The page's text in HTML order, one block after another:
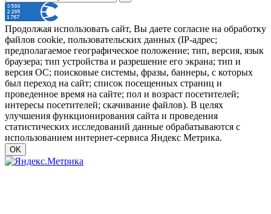
Продолжая использовать сайт, Вы даете согласие на обработку
файлов cookie, пользовательских данных (IP-адрес;
предполагаемое географическое положение; тип, версия, язык
браузера; тип устройства и разрешение его экрана; тип и
версия ОС; поисковые системы, фразы, баннеры, с которых
был переход на сайт; список посещенных страниц и
проведенное время на сайте; пол и возраст посетителей;
интересы посетителей; скачивание файлов). В целях
улучшения функционирования сайта и проведения
статистических исследований данные обрабатываются с
использованием интернет-сервиса Яндекс Метрика.
OK